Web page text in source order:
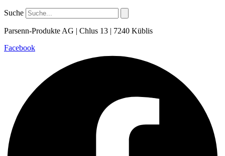
Suche
Parsenn-Produkte AG | Chlus 13 | 7240 Küblis
Facebook